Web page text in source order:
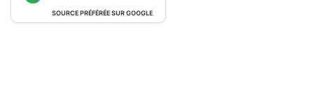
SOURCE PRÉFÉRÉE SUR GOOGLE